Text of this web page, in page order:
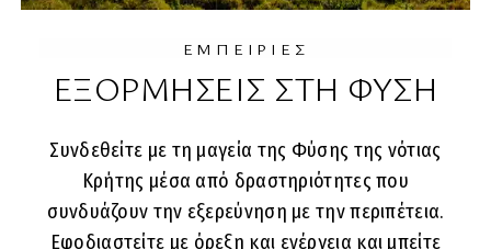
ΕΜΠΕΙΡΙΕΣ
ΕΞΟΡΜΗΣΕΙΣ ΣΤΗ ΦΥΣΗ
Συνδεθείτε με τη μαγεία της Φύσης της νότιας
Κρήτης μέσα από δραστηριότητες που
συνδυάζουν την εξερεύνηση με την περιπέτεια.
Εφοδιαστείτε με όρεξη και ενέργεια και μπείτε